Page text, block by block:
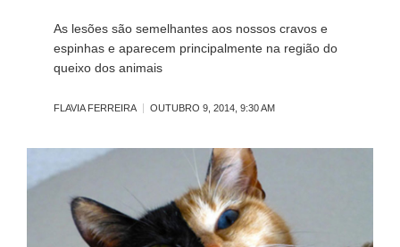
As lesões são semelhantes aos nossos cravos e
espinhas e aparecem principalmente na região do
queixo dos animais
FLAVIA FERREIRA OUTUBRO 9, 2014, 9:30 AM